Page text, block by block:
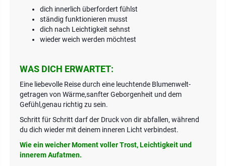
dich innerlich überfordert fühlst
ständig funktionieren musst
dich nach Leichtigkeit sehnst
wieder weich werden möchtest
WAS DICH ERWARTET:
Eine liebevolle Reise durch eine leuchtende Blumenwelt-
getragen von Wärme,sanfter Geborgenheit und dem
Gefühl,genau richtig zu sein.
Schritt für Schritt darf der Druck von dir abfallen, während
du dich wieder mit deinem inneren Licht verbindest.
Wie ein weicher Moment voller Trost, Leichtigkeit und
innerem Aufatmen.